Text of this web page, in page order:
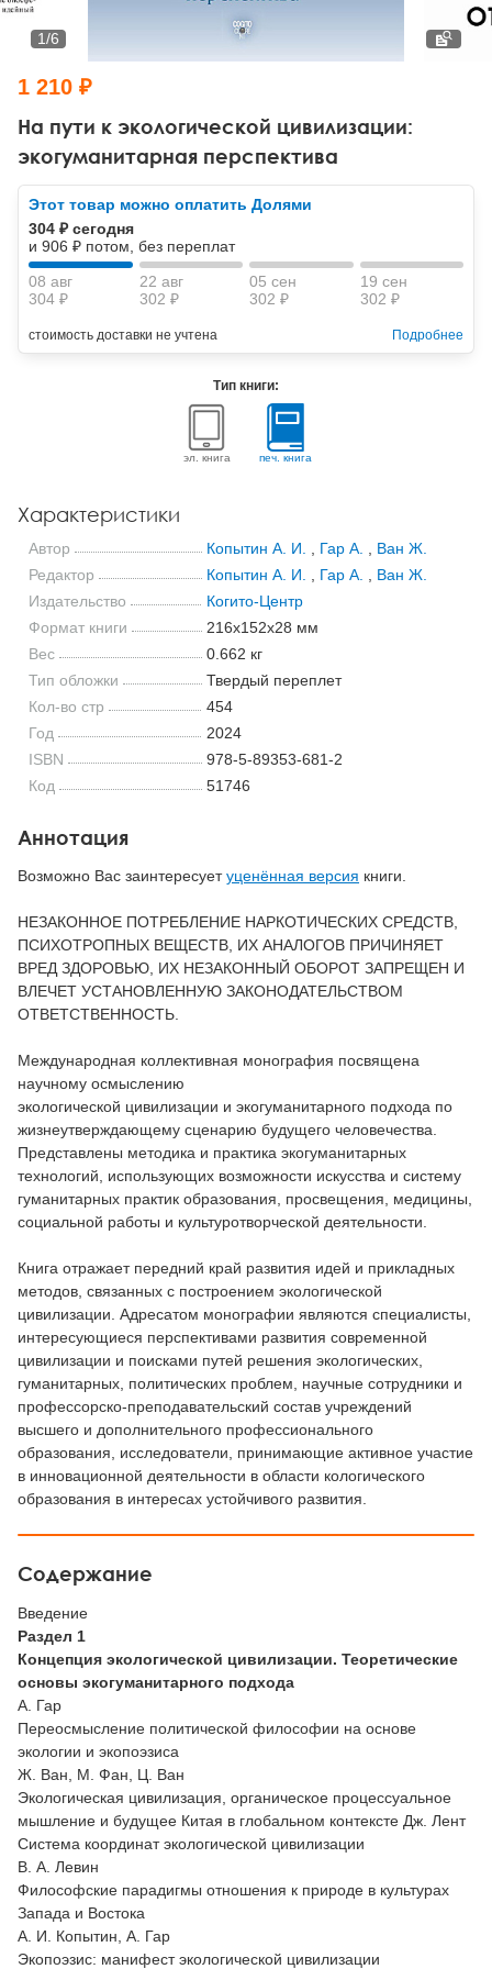
Тревожные расстройства, панические атаки
Другие направления психотерапии
Классический, эриксоновский гипноз и НЛП
НЛП
Психология труда и эргономика
Социальная психология
Социальная и организационная психология
Классический и юнгианский психоанализ
На пути к экологической цивилизации:
экогуманитарная перспектива
1/6
1 210 ₽
Этот товар можно оплатить Долями
304 ₽ сегодня
и 906 ₽ потом, без переплат
08 авг
304 ₽
22 авг
302 ₽
05 сен
302 ₽
19 сен
302 ₽
стоимость доставки не учтена Подробнее
Тип книги:
эл. книга печ. книга
Характеристики
Автор Копытин А. И. Гар А.
Ван Ж.
Редактор
Копытин А. И. Гар А.
Ван Ж.
Издательство
Когито-Центр
Формат книги
216x152x28 мм
Вес
0.662 кг
Тип обложки
Твердый переплет
Кол-во стр
454
Год
2024
ISBN
978-5-89353-681-2
Код
51746
Аннотация
Возможно Вас заинтересуетуценённая версия книги.
НЕЗАКОННОЕ ПОТРЕБЛЕНИЕ НАРКОТИЧЕСКИХ СРЕДСТВ,
ПСИХОТРОПНЫХ ВЕЩЕСТВ, ИХ АНАЛОГОВ ПРИЧИНЯЕТ
ВРЕД ЗДОРОВЬЮ, ИХ НЕЗАКОННЫЙ ОБОРОТ ЗАПРЕЩЕН И
ВЛЕЧЕТ УСТАНОВЛЕННУЮ ЗАКОНОДАТЕЛЬСТВОМ
ОТВЕТСТВЕННОСТЬ.
Международная коллективная монография посвящена
научному осмыслению
экологической цивилизации и экогуманитарного подхода по
жизнеутверждающему сценарию будущего человечества.
Представлены методика и практика экогуманитарных
технологий, использующих возможности искусства и систему
гуманитарных практик образования, просвещения, медицины,
социальной работы и культуротворческой деятельности.
Книга отражает передний край развития идей и прикладных
методов, связанных с построением экологической
цивилизации. Адресатом монографии являются специалисты,
интересующиеся перспективами развития современной
цивилизации и поисками путей решения экологических,
гуманитарных, политических проблем, научные сотрудники и
профессорско-преподавательский состав учреждений
высшего и дополнительного профессионального
образования, исследователи, принимающие активное участие
в инновационной деятельности в области кологического
образования в интересах устойчивого развития.
Содержание
Введение
Раздел 1
Концепция экологической цивилизации. Теоретические
основы экогуманитарного подхода
A. Гар
Переосмысление политической философии на основе
экологии и экопоэзиса
Ж. Ван, М. Фан, Ц. Ван
Экологическая цивилизация, органическое процессуальное
мышление и будущее Китая в глобальном контексте Дж. Лент
Система координат экологической цивилизации
B. А. Левин
Философские парадигмы отношения к природе в культурах
Запада и Востока
А. И. Копытин, А. Гар
Экопоэзис: манифест экологической цивилизации